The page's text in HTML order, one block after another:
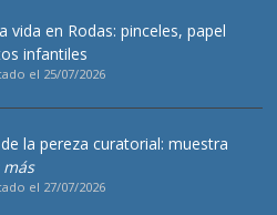
vida en Rodas: pinceles, papel
infantiles
el 25/07/2026
la pereza curatorial: muestra
más
el 27/07/2026